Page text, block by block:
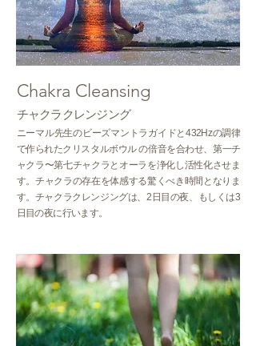
Chakra Cleansing
チャクラクレンジング
ニーマル先生のビーズマントラガイドと432Hzの調律
で作られたクリスタルボウル の倍音を合わせ、第一チ
ャクラ〜第七チャクラとオーラを浄化し活性化させま
す。チャクラの存在を体感する驚くべき時間となりま
す。チャクラクレンジングは、2日目の夜、もしくは3
日目の夜に行います。